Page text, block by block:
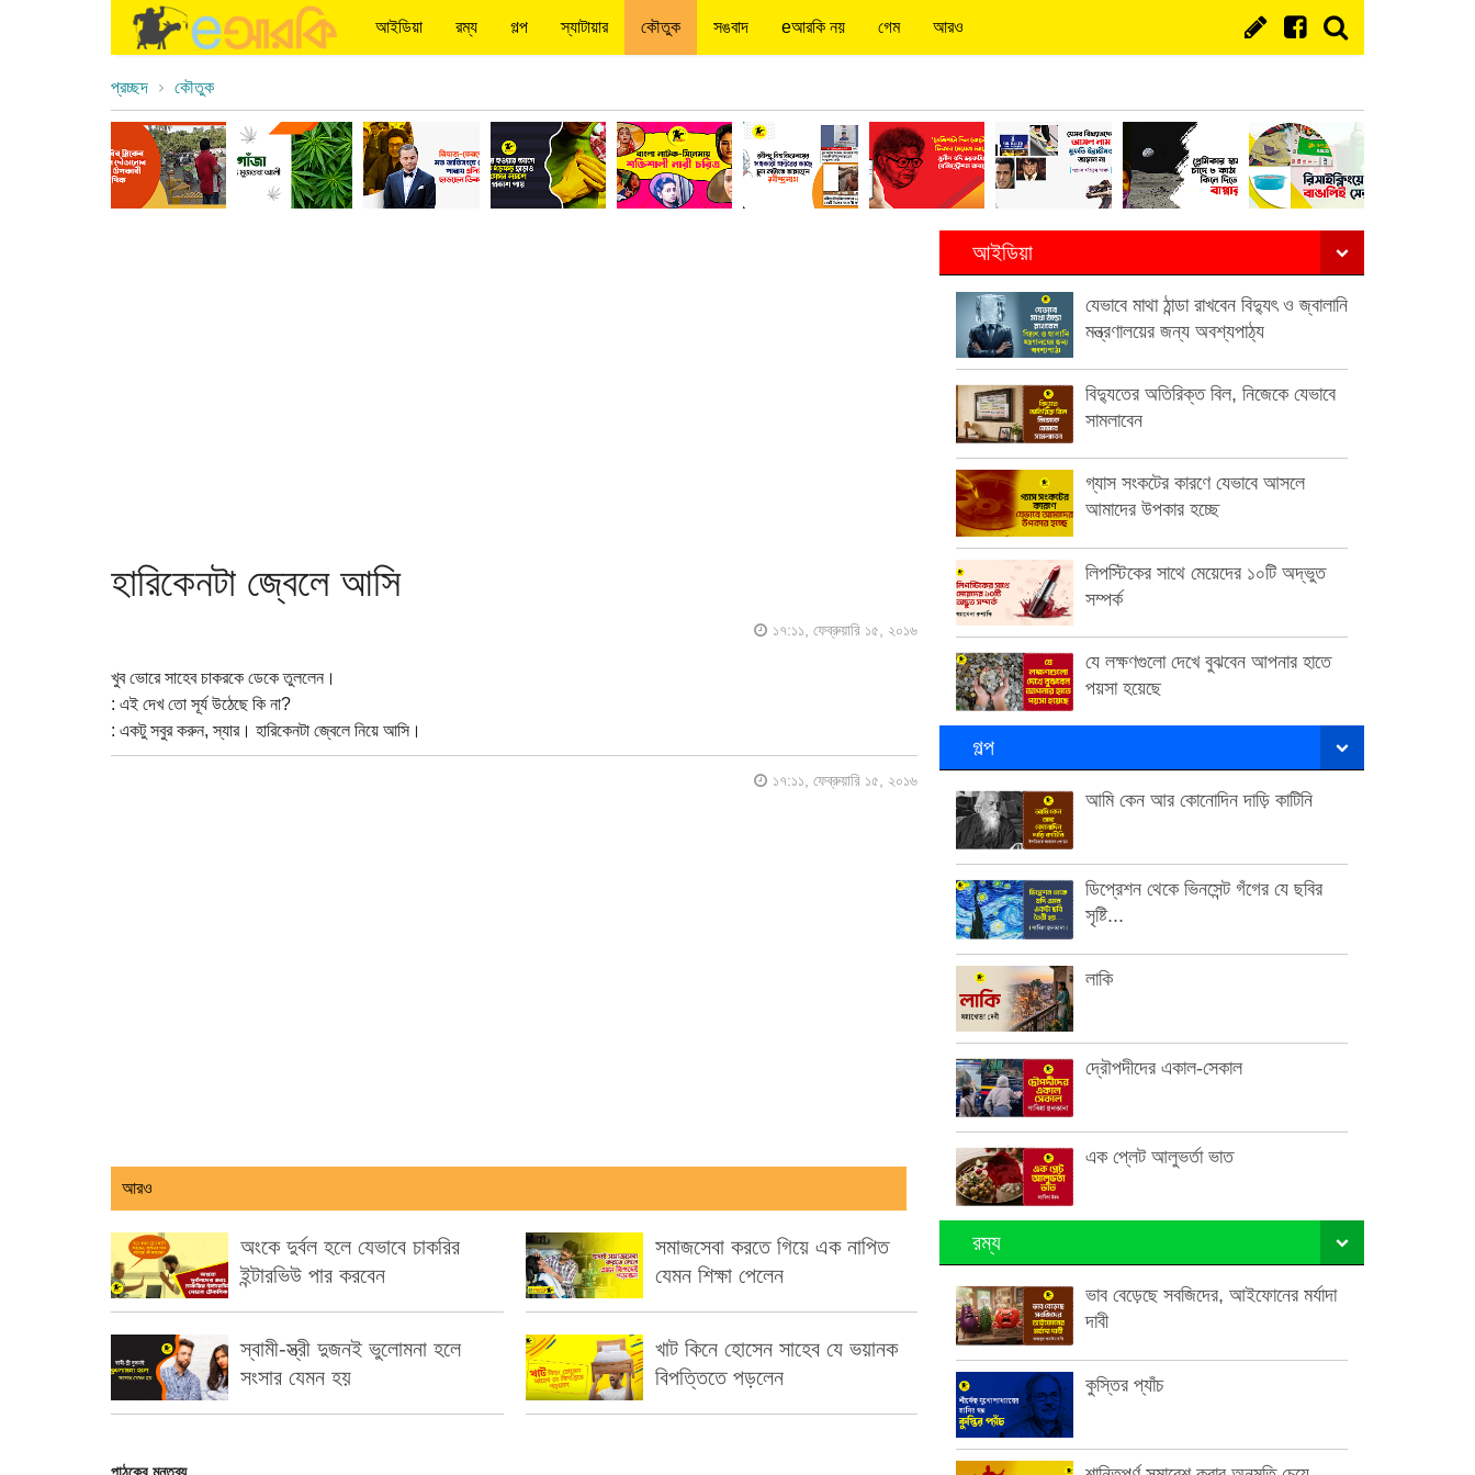
আইডিয়া রম্য গল্প স্যাটায়ার কৌতুক সঙবাদ eআরকি নয় গেম আরও
প্রচ্ছদ কৌতুক
হারিকেনটা জ্বেলে আসি
১৭:১১, ফেব্রুয়ারি ১৫, ২০১৬
খুব ভোরে সাহেব চাকরকে ডেকে তুললেন।
: এই দেখ তো সূর্য উঠেছে কি না?
: একটু সবুর করুন, স্যার। হারিকেনটা জ্বেলে নিয়ে আসি।
১৭:১১, ফেব্রুয়ারি ১৫, ২০১৬
আরও
অংকে দুর্বল হলে যেভাবে চাকরির
ইন্টারভিউ পার করবেন
স্বামী-স্ত্রী দুজনই ভুলোমনা হলে
সংসার যেমন হয়
সমাজসেবা করতে গিয়ে এক নাপিত
যেমন শিক্ষা পেলেন
খাট কিনে হোসেন সাহেব যে ভয়ানক
বিপত্তিতে পড়লেন
আইডিয়া
যেভাবে মাথা ঠান্ডা রাখবেন বিদ্যুৎ ও জ্বালানি
মন্ত্রণালয়ের জন্য অবশ্যপাঠ্য
বিদ্যুতের অতিরিক্ত বিল, নিজেকে যেভাবে
সামলাবেন
গ্যাস সংকটের কারণে যেভাবে আসলে
আমাদের উপকার হচ্ছে
লিপস্টিকের সাথে মেয়েদের ১০টি অদ্ভুত
সম্পর্ক
যে লক্ষণগুলো দেখে বুঝবেন আপনার হাতে
পয়সা হয়েছে
গল্প
আমি কেন আর কোনোদিন দাড়ি কাটিনি
ডিপ্রেশন থেকে ভিনসেন্ট গঁগের যে ছবির
সৃষ্টি...
লাকি
দ্রৌপদীদের একাল-সেকাল
এক প্লেট আলুভর্তা ভাত
রম্য
ভাব বেড়েছে সবজিদের, আইফোনের মর্যাদা
দাবী
কুস্তির প্যাঁচ